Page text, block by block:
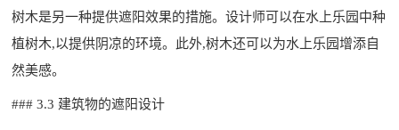
树木是另一种提供遮阳效果的措施。设计师可以在水上乐园中种
植树木,以提供阴凉的环境。此外,树木还可以为水上乐园增添自
然美感。
### 3.3 建筑物的遮阳设计